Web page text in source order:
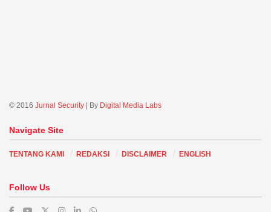
© 2016 Jurnal Security | By Digital Media Labs
Navigate Site
TENTANG KAMI REDAKSI DISCLAIMER ENGLISH
Follow Us